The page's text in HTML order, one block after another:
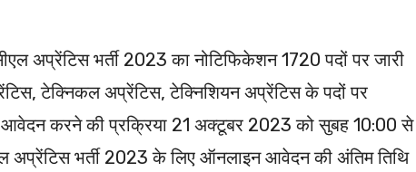
अप्रेंटिस भर्ती 2023 का नोटिफिकेशन 1720 पदों पर जारी
टेक्निकल अप्रेंटिस, टेक्निशियन अप्रेंटिस के पदों पर
आवेदन करने की प्रक्रिया 21 अक्टूबर 2023 को सुबह 10:00 से
भर्ती 2023 के लिए ऑनलाइन आवेदन की अंतिम तिथि